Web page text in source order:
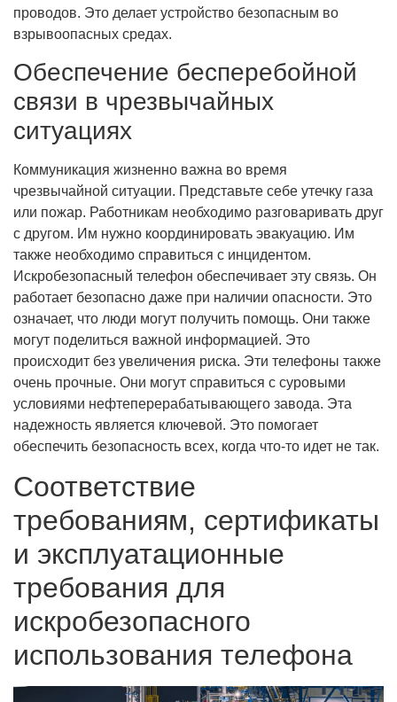
проводов. Это делает устройство безопасным во
взрывоопасных средах.
Обеспечение бесперебойной
связи в чрезвычайных
ситуациях
Коммуникация жизненно важна во время
чрезвычайной ситуации. Представьте себе утечку газа
или пожар. Работникам необходимо разговаривать друг
с другом. Им нужно координировать эвакуацию. Им
также необходимо справиться с инцидентом.
Искробезопасный телефон обеспечивает эту связь. Он
работает безопасно даже при наличии опасности. Это
означает, что люди могут получить помощь. Они также
могут поделиться важной информацией. Это
происходит без увеличения риска. Эти телефоны также
очень прочные. Они могут справиться с суровыми
условиями нефтеперерабатывающего завода. Эта
надежность является ключевой. Это помогает
обеспечить безопасность всех, когда что-то идет не так.
Соответствие
требованиям, сертификаты
и эксплуатационные
требования для
искробезопасного
использования телефона